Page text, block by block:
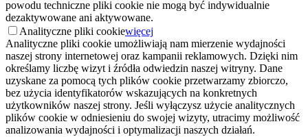
powodu techniczne pliki cookie nie mogą być indywidualnie
dezaktywowane ani aktywowane.
Analityczne pliki cookiewięcej
Analityczne pliki cookie umożliwiają nam mierzenie wydajności
naszej strony internetowej oraz kampanii reklamowych. Dzięki nim
określamy liczbę wizyt i źródła odwiedzin naszej witryny. Dane
uzyskane za pomocą tych plików cookie przetwarzamy zbiorczo,
bez użycia identyfikatorów wskazujących na konkretnych
użytkowników naszej strony. Jeśli wyłączysz użycie analitycznych
plików cookie w odniesieniu do swojej wizyty, utracimy możliwość
analizowania wydajności i optymalizacji naszych działań.